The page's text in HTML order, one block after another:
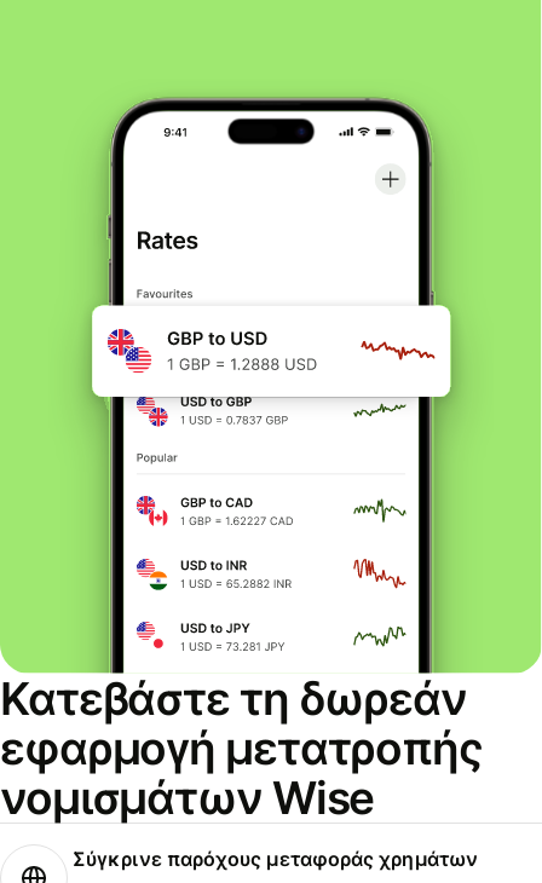
Κατεβάστε τη δωρεάν
εφαρμογή μετατροπής
νομισμάτων Wise
Σύγκρινε παρόχους μεταφοράς χρημάτων